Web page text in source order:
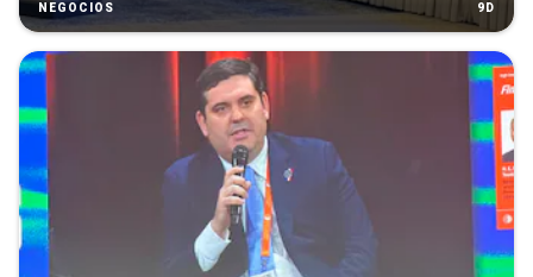
NEGOCIOS 9D